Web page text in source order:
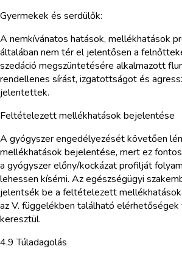
Gyermekek és serdülők:
A nemkívánatos hatások, mellékhatások
általában nem tér el jelentősen a
szedáció megszüntetésére alkalmazott
rendellenes sírást, izgatottságot és
jelentettek.
Feltételezett mellékhatások bejelentése
A gyógyszer engedélyezését követően
mellékhatások bejelentése, mert ez
a gyógyszer előny/kockázat profilját
lehessen kísérni. Az egészségügyi
jelentsék be a feltételezett
az V. függelékben található elérhetőségek
keresztül.
4.9 Túladagolás